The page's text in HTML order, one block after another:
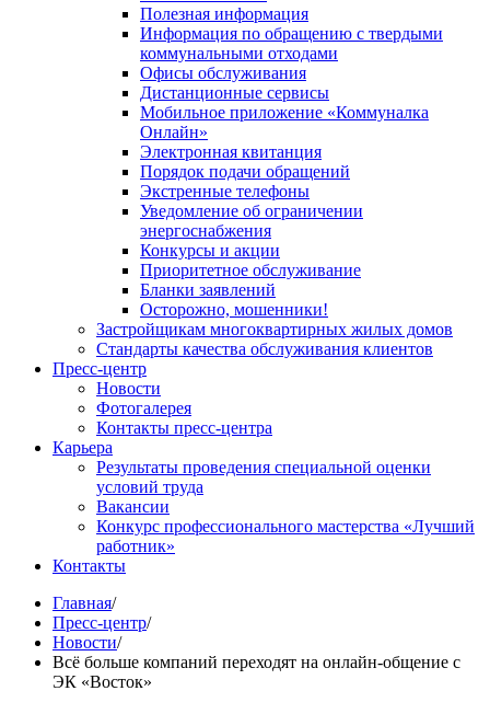
Полезная информация
Информация по обращению с твердыми
коммунальными отходами
Офисы обслуживания
Дистанционные сервисы
Мобильное приложение «Коммуналка
Онлайн»
Электронная квитанция
Порядок подачи обращений
Экстренные телефоны
Уведомление об ограничении
энергоснабжения
Конкурсы и акции
Приоритетное обслуживание
Бланки заявлений
Осторожно, мошенники!
Застройщикам многоквартирных жилых домов
Стандарты качества обслуживания клиентов
Пресс-центр
Новости
Фотогалерея
Контакты пресс-центра
Карьера
Результаты проведения специальной оценки
условий труда
Вакансии
Конкурс профессионального мастерства «Лучший
работник»
Контакты
Главная/
Пресс-центр/
Новости/
Всё больше компаний переходят на онлайн-общение с
ЭК «Восток»